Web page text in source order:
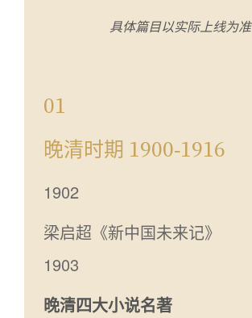
具体篇目以实际上线为准
01
晚清时期 1900-1916
1902
梁启超《新中国未来记》
1903
晚清四大小说名著